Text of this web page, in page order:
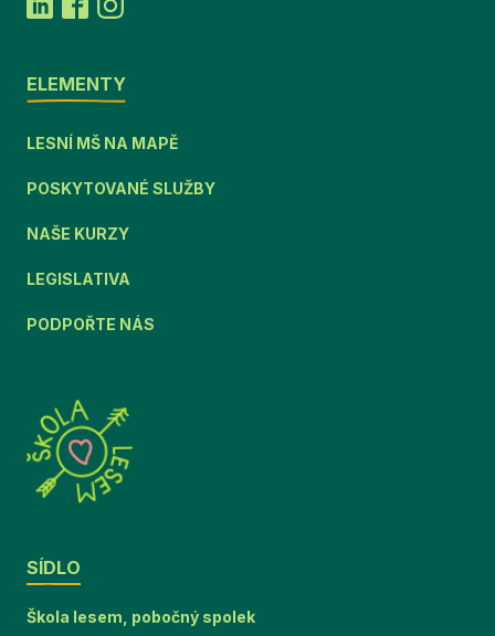
ELEMENTY
LESNÍ MŠ NA MAPĚ
POSKYTOVANÉ SLUŽBY
NAŠE KURZY
LEGISLATIVA
PODPOŘTE NÁS
SÍDLO
Škola lesem, pobočný spolek